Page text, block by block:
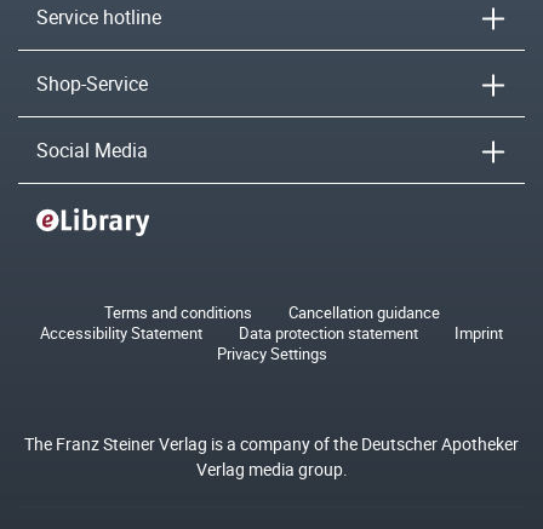
Service hotline
Shop-Service
Social Media
Terms and conditions
Cancellation guidance
Accessibility Statement
Data protection statement
Imprint
Privacy Settings
The Franz Steiner Verlag is a company of the Deutscher Apotheker
Verlag media group.